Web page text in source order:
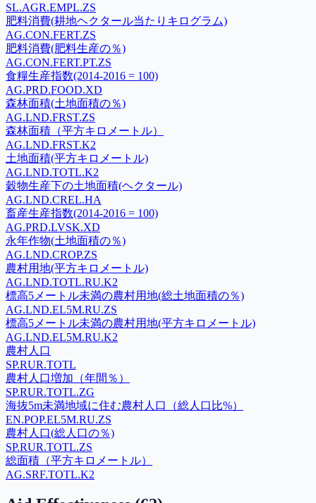
SL.AGR.EMPL.ZS
肥料消費(耕地ヘクタール当たりキログラム)
AG.CON.FERT.ZS
肥料消費(肥料生産の％)
AG.CON.FERT.PT.ZS
食糧生産指数(2014-2016 = 100)
AG.PRD.FOOD.XD
森林面積(土地面積の％)
AG.LND.FRST.ZS
森林面積（平方キロメートル）
AG.LND.FRST.K2
土地面積(平方キロメートル)
AG.LND.TOTL.K2
穀物生産下の土地面積(ヘクタール)
AG.LND.CREL.HA
畜産生産指数(2014-2016 = 100)
AG.PRD.LVSK.XD
永年作物(土地面積の％)
AG.LND.CROP.ZS
農村用地(平方キロメートル)
AG.LND.TOTL.RU.K2
標高5メートル未満の農村用地(総土地面積の％)
AG.LND.EL5M.RU.ZS
標高5メートル未満の農村用地(平方キロメートル)
AG.LND.EL5M.RU.K2
農村人口
SP.RUR.TOTL
農村人口増加（年間％）
SP.RUR.TOTL.ZG
海抜5m未満地域に住む農村人口（総人口比%）
EN.POP.EL5M.RU.ZS
農村人口(総人口の％)
SP.RUR.TOTL.ZS
総面積（平方キロメートル）
AG.SRF.TOTL.K2